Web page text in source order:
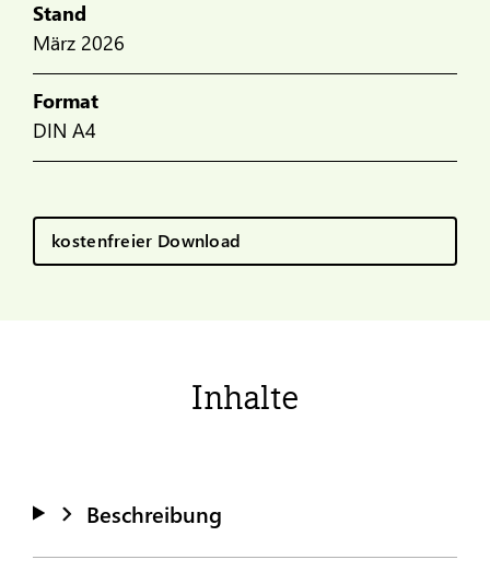
Stand
März 2026
Format
DIN A4
kostenfreier Download
Inhalte
Beschreibung